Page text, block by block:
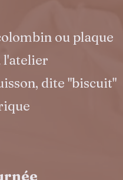
ou plaque
l'atelier
dite "biscuit"